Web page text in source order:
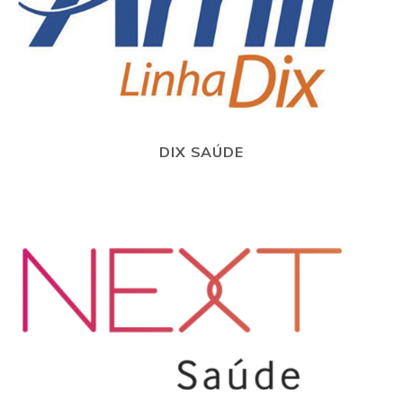
DIX SAÚDE